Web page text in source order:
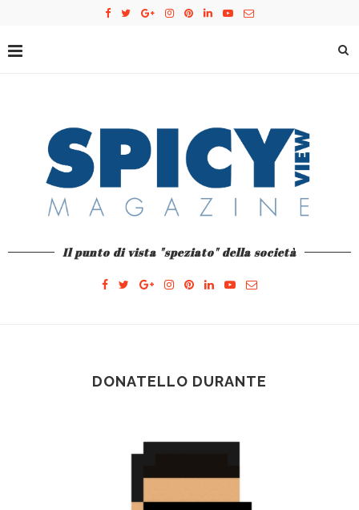
Il punto di vista "speziato" della società
DONATELLO DURANTE